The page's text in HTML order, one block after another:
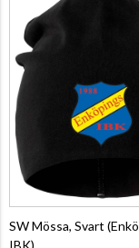
SW Mössa, Svart